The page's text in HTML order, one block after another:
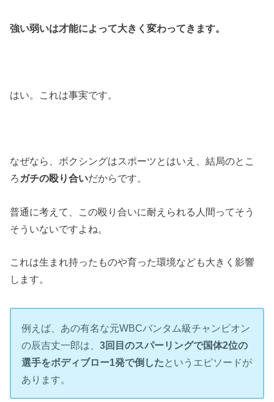
強い弱いは才能によって大きく変わってきます。
はい。これは事実です。
なぜなら、ボクシングはスポーツとはいえ、結局のとこ
ろ ガチの殴り合いだからです。
普通に考えて、この殴り合いに耐えられる人間ってそう
そういないですよね。
これは生まれ持ったものや育った環境なども大きく影響
します。
例えば、あの有名な元WBCバンタム級チャンピオン
の辰吉丈一郎は、3回目のスパーリングで国体2位の
選手をボディブロー1発で倒した というエピソードが
あります。